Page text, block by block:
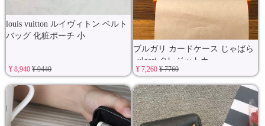
louis vuitton ルイヴィトン ベルト
バッグ 化粧ポーチ 小
¥ 8,940¥ 9440
ブルガリ カードケース じゃばら
bvlgari クレジットカ
¥ 7,260¥ 7760